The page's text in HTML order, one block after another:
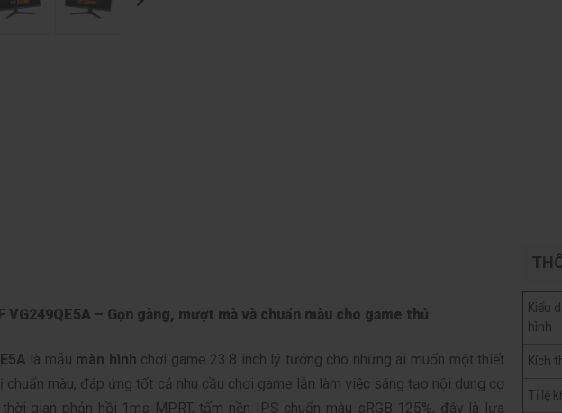
VG249QE5A – Gọn gàng, mượt mà và chuẩn màu cho game thủ
là mẫu màn hình chơi game 23.8 inch lý tưởng cho những ai muốn một thiết
chuẩn màu, đáp ứng tốt cả nhu cầu chơi game lẫn làm việc sáng tạo nội dung cơ
gian phản hồi 1ms MPRT, tấm nền IPS chuẩn màu sRGB 125%, đây là lựa
Kiểu
hình
Kích
Tỉ lệ